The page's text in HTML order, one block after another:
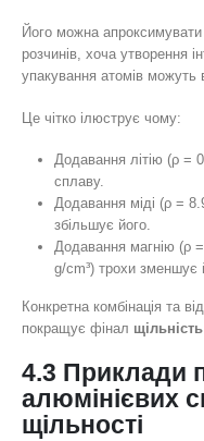
Його можна
розчинів, хоча утворення
упакування атомів можуть
Це чітко ілюструє чому:
Додавання літію (ρ =
сплаву.
Додавання міді (ρ =
збільшує його.
Додавання магнію (ρ
g/cm³) трохи зменшує
Конкретна комбінація та
покращує фінал
4.3 Приклади
алюмінієвих
щільності